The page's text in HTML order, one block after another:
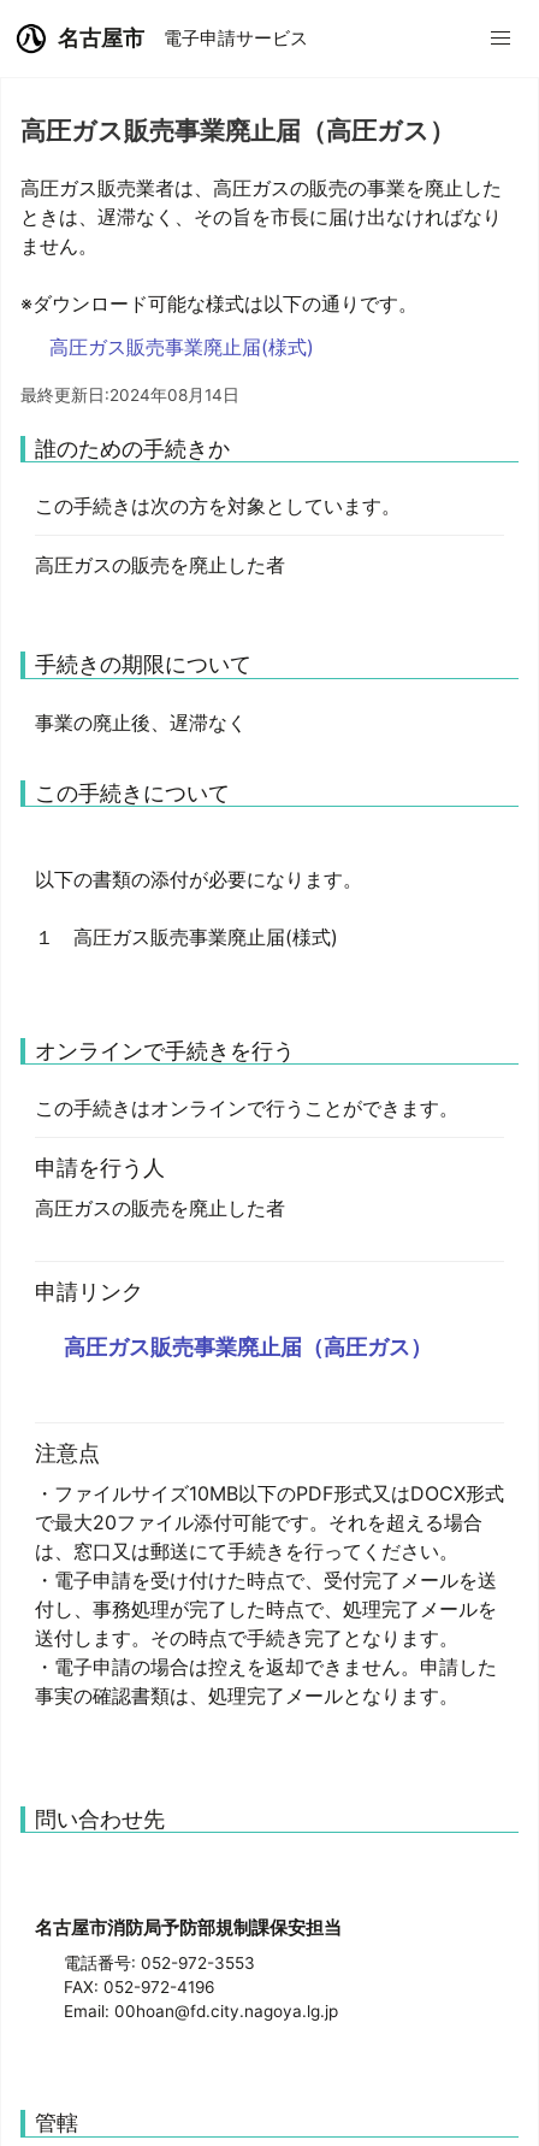
名古屋市 電子申請サービス
高圧ガス販売事業廃止届（高圧ガス）
高圧ガス販売業者は、高圧ガスの販売の事業を廃止した
ときは、遅滞なく、その旨を市長に届け出なければなり
ません。
※ダウンロード可能な様式は以下の通りです。
高圧ガス販売事業廃止届(様式)
最終更新日:2024年08月14日
誰のための手続きか
この手続きは次の方を対象としています。
高圧ガスの販売を廃止した者
手続きの期限について
事業の廃止後、遅滞なく
この手続きについて
以下の書類の添付が必要になります。
１ 高圧ガス販売事業廃止届(様式)
オンラインで手続きを行う
この手続きはオンラインで行うことができます。
申請を行う人
高圧ガスの販売を廃止した者
申請リンク
高圧ガス販売事業廃止届（高圧ガス）
注意点
・ファイルサイズ10MB以下のPDF形式又はDOCX形式
で最大20ファイル添付可能です。それを超える場合
は、窓口又は郵送にて手続きを行ってください。
・電子申請を受け付けた時点で、受付完了メールを送
付し、事務処理が完了した時点で、処理完了メールを
送付します。その時点で手続き完了となります。
・電子申請の場合は控えを返却できません。申請した
事実の確認書類は、処理完了メールとなります。
問い合わせ先
名古屋市消防局予防部規制課保安担当
電話番号: 052-972-3553
FAX: 052-972-4196
Email: 00hoan@fd.city.nagoya.lg.jp
管轄